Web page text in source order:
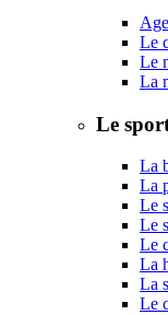
Le
Le
La
Le
La
La
Le
Le
Le
La
La
Le